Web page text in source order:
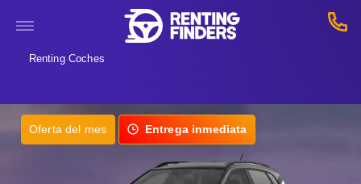
Renting Coches
Oferta del mes Entrega inmediata